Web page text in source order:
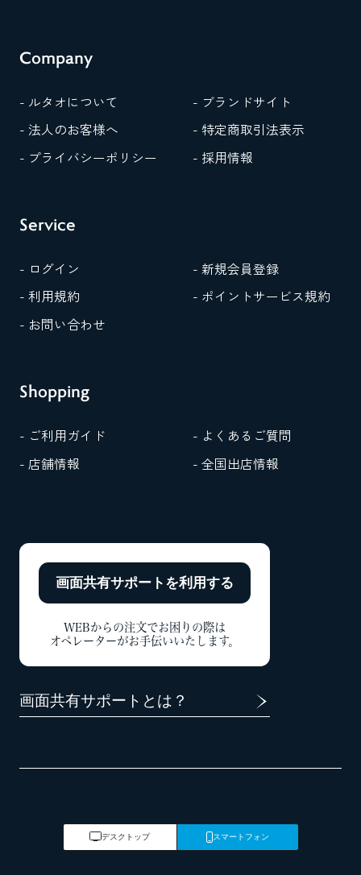
Company
- ルタオについて
- ブランドサイト
- 法人のお客様へ
- 特定商取引法表示
- プライバシーポリシー
- 採用情報
Service
- ログイン
- 新規会員登録
- 利用規約
- ポイントサービス規約
- お問い合わせ
Shopping
- ご利用ガイド
- よくあるご質問
- 店舗情報
- 全国出店情報
画面共有サポートを利用する
WEBからの注文でお困りの際は
オペレーターがお手伝いいたします。
画面共有サポートとは？
デスクトップ スマートフォン